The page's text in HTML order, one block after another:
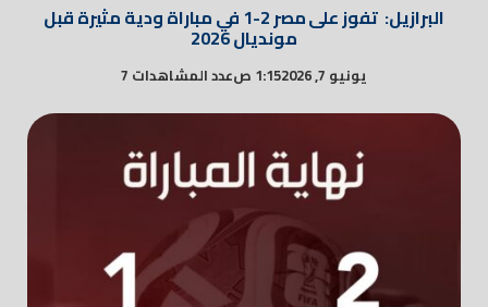
البرازيل: تفوز على مصر 2-1 في مباراة ودية مثيرة قبل
مونديال 2026
يونيو 7, 2026 1:15 ص عدد المشاهدات 7